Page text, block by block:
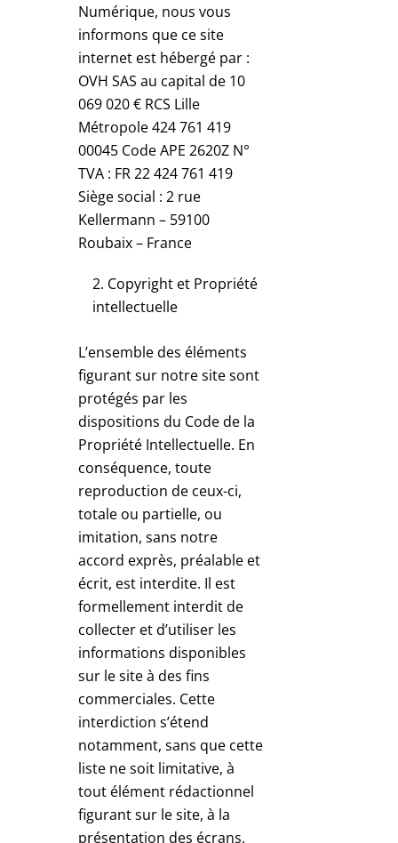
Numérique, nous vous
informons que ce site
internet est hébergé par :
OVH SAS au capital de 10
069 020 € RCS Lille
Métropole 424 761 419
00045 Code APE 2620Z N°
TVA : FR 22 424 761 419
Siège social : 2 rue
Kellermann – 59100
Roubaix – France
Copyright et Propriété
intellectuelle
L’ensemble des éléments
figurant sur notre site sont
protégés par les
dispositions du Code de la
Propriété Intellectuelle. En
conséquence, toute
reproduction de ceux-ci,
totale ou partielle, ou
imitation, sans notre
accord exprès, préalable et
écrit, est interdite. Il est
formellement interdit de
collecter et d’utiliser les
informations disponibles
sur le site à des fins
commerciales. Cette
interdiction s’étend
notamment, sans que cette
liste ne soit limitative, à
tout élément rédactionnel
figurant sur le site, à la
présentation des écrans,